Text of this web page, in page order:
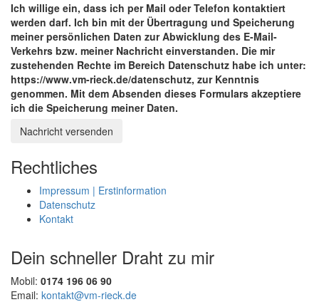
Ich willige ein, dass ich per Mail oder Telefon kontaktiert
werden darf. Ich bin mit der Übertragung und Speicherung
meiner persönlichen Daten zur Abwicklung des E-Mail-
Verkehrs bzw. meiner Nachricht einverstanden. Die mir
zustehenden Rechte im Bereich Datenschutz habe ich unter:
https://www.vm-rieck.de/datenschutz, zur Kenntnis
genommen. Mit dem Absenden dieses Formulars akzeptiere
ich die Speicherung meiner Daten.
Nachricht versenden
Rechtliches
Impressum | Erstinformation
Datenschutz
Kontakt
Dein schneller Draht zu mir
Mobil: 0174 196 06 90
Email: kontakt@vm-rieck.de